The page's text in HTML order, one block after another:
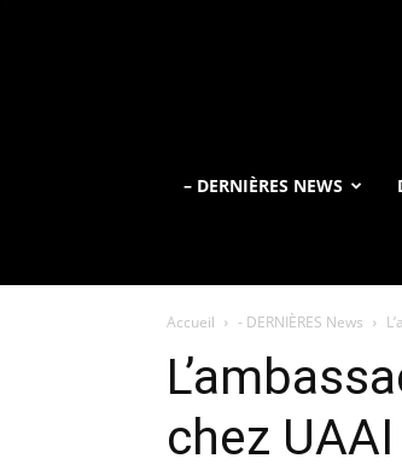
– DERNIÈRES NEWS
Accueil - DERNIÈRES News
chez